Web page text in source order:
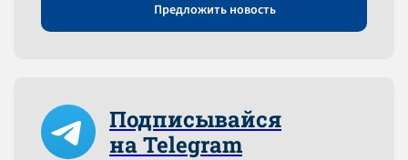
Предложить новость
Подписывайся
на Telegram